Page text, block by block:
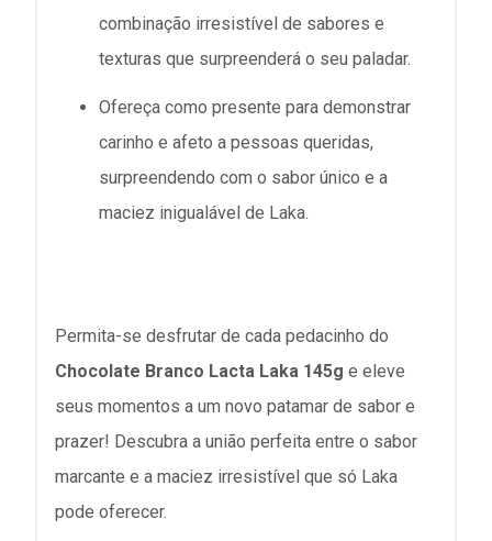
combinação irresistível de sabores e
texturas que surpreenderá o seu paladar.
Ofereça como presente para demonstrar
carinho e afeto a pessoas queridas,
surpreendendo com o sabor único e a
maciez inigualável de Laka.
Permita-se desfrutar de cada pedacinho do
Chocolate Branco Lacta Laka 145g e eleve
seus momentos a um novo patamar de sabor e
prazer! Descubra a união perfeita entre o sabor
marcante e a maciez irresistível que só Laka
pode oferecer.